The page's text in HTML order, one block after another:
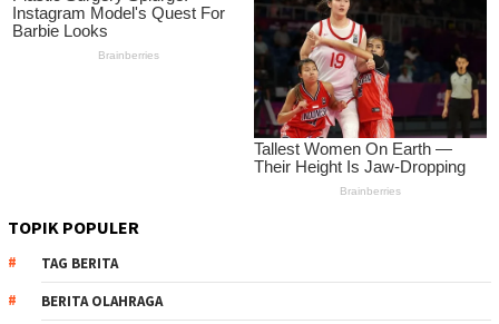
TOPIK POPULER
TAG BERITA
BERITA OLAHRAGA